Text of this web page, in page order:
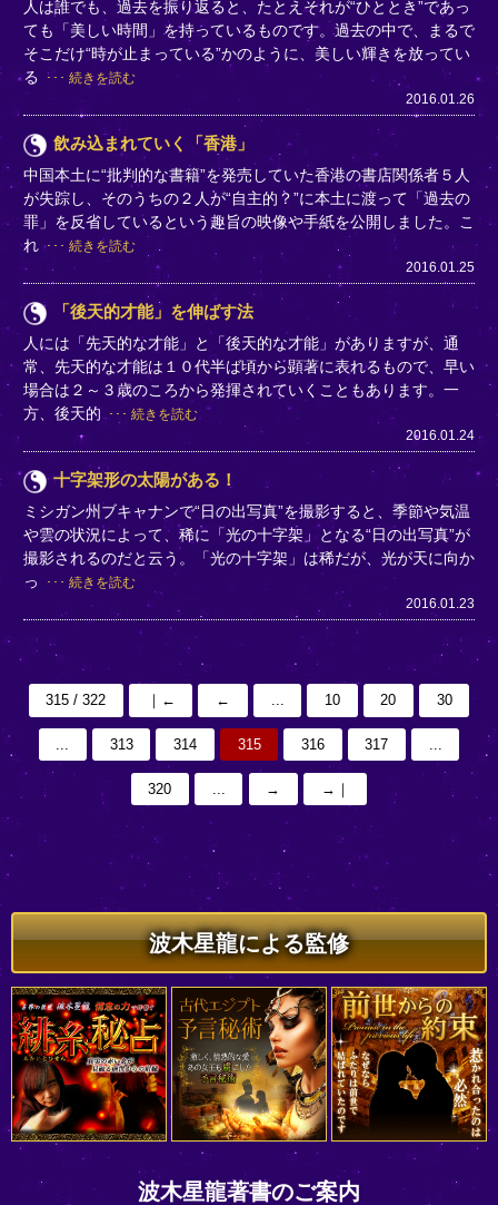
人は誰でも、過去を振り返ると、たとえそれが“ひととき”であっ
ても「美しい時間」を持っているものです。過去の中で、まるで
そこだけ“時が止まっている”かのように、美しい輝きを放ってい
る
続きを読む
2016.01.26
飲み込まれていく「香港」
中国本土に“批判的な書籍”を発売していた香港の書店関係者５人
が失踪し、そのうちの２人が“自主的？”に本土に渡って「過去の
罪」を反省しているという趣旨の映像や手紙を公開しました。こ
れ
続きを読む
2016.01.25
「後天的才能」を伸ばす法
人には「先天的な才能」と「後天的な才能」がありますが、通
常、先天的な才能は１０代半ば頃から顕著に表れるもので、早い
場合は２～３歳のころから発揮されていくこともあります。一
方、後天的
続きを読む
2016.01.24
十字架形の太陽がある！
ミシガン州ブキャナンで“日の出写真”を撮影すると、季節や気温
や雲の状況によって、稀に「光の十字架」となる“日の出写真”が
撮影されるのだと云う。「光の十字架」は稀だが、光が天に向か
っ
続きを読む
2016.01.23
315 / 322 ｜← ← ... 10 20 30
... 313 314 315 316 317 ...
320 ... → →｜
波木星龍による監修
波木星龍著書のご案内